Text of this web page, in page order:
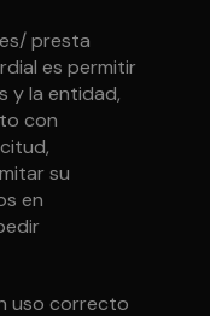
presta
es permitir
y la entidad,
con
su
en
uso correcto